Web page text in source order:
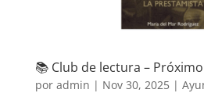
📚 Club de lectura –
por admin | Nov 30, 2025|